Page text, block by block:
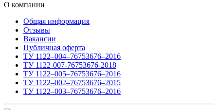
О компании
Общая информация
Отзывы
Вакансии
Публичная оферта
ТУ 1122–004–76753676–2016
ТУ 1122-007-76753676-2018
ТУ 1122–005–76753676–2016
ТУ 1122–002–76753676–2015
ТУ 1122–003–76753676–2016